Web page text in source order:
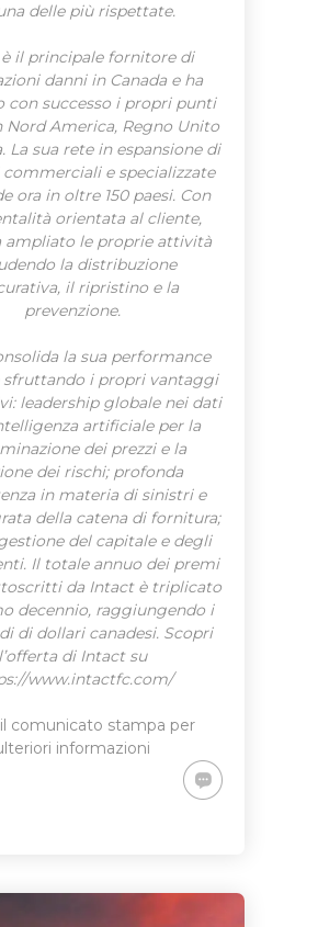
delle più rispettate.
il principale fornitore di
danni in Canada e ha
con successo i propri punti
Nord America, Regno Unito
La sua rete in espansione di
e specializzate
ora in oltre 150 paesi. Con
orientata al cliente,
ampliato le proprie attività
la distribuzione
il ripristino e la
prevenzione.
la sua performance
sfruttando i propri vantaggi
leadership globale nei dati
artificiale per la
dei prezzi e la
dei rischi; profonda
in materia di sinistri e
della catena di fornitura;
del capitale e degli
Il totale annuo dei premi
da Intact è triplicato
decennio, raggiungendo i
di dollari canadesi. Scopri
l’offerta di Intact su
www.intactfc.com/
comunicato stampa per
informazioni